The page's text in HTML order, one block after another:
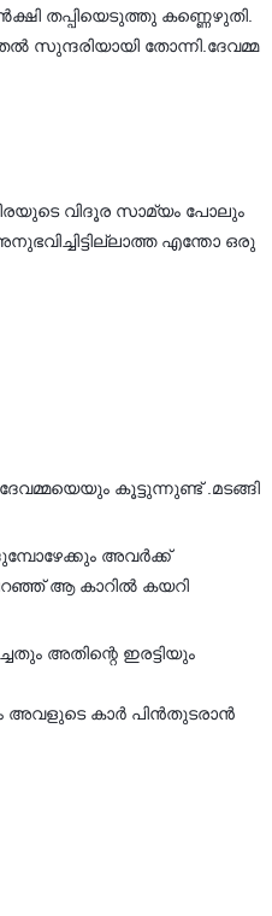
തപ്പിയെടുത്തു കണ്ണെഴുതി.
തോന്നി.ദേവമ്മ
വിദൂര സാമ്യം പോലും
എന്തോ ഒരു
കൂട്ടുന്നുണ്ട് .മടങ്ങി
അവര്‍ക്ക്
ആ കാറിൽ കയറി
അതിന്റെ ഇരട്ടിയും
അവളുടെ കാര്‍ പിന്‍തുടരാന്‍